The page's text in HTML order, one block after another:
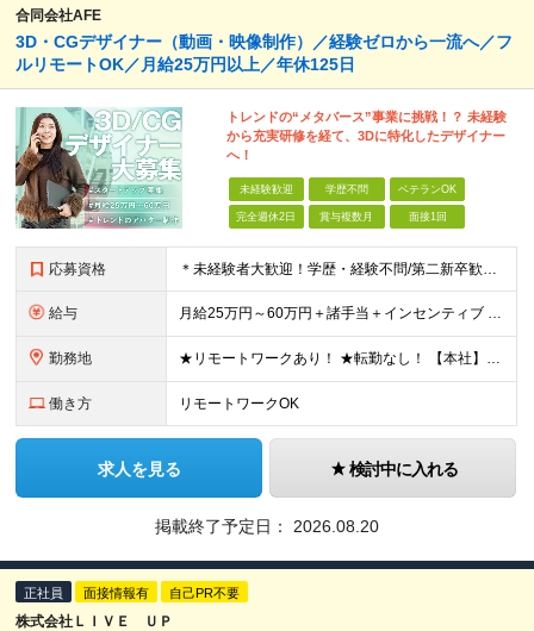
合同会社AFE
3D・CGデザイナー（動画・映像制作）／経験ゼロから一流へ／フ
ルリモートOK／月給25万円以上／年休125日
トレンドの“メタバース”事業に挑戦！？ 未経験
から充実研修を経て、3Dに特化したデザイナー
へ！
未経験歓迎 学歴不問 ベテランOK
完全週休2日 賞与複数月 面接1回
応募資格 ＊未経験者大歓迎！学歴・経験不問/第二新卒歓迎/WEB面接可能＊ ▼未経験歓迎＆完全ポテンシャル採用！▼ 基礎のキソから学べる研修があるので経験は一切不問！ 面接では「あなたの想い」を教えてくださ
給与 月給25万円～60万円＋諸手当＋インセンティブ ★Point 100％年収UPでの待遇提示も可能！ ※経験者であれば、100%年収アップも実現可能です。 【インセンティブについて】 プロジェクト報
勤務地 ★リモートワークあり！ ★転勤なし！ 【本社】東京都港区西新橋２丁目４−３ プロス西新橋ビル６階 【プロジェクト先】東京都・神奈川県・千葉県・埼玉など多数！ ※希望を考慮の上、配属プロジェクトを決
働き方 リモートワークOK
求人を見る 検討中に入れる
掲載終了予定日： 2026.08.20
正社員 面接情報有 自己PR不要
株式会社ＬＩＶＥ ＵＰ